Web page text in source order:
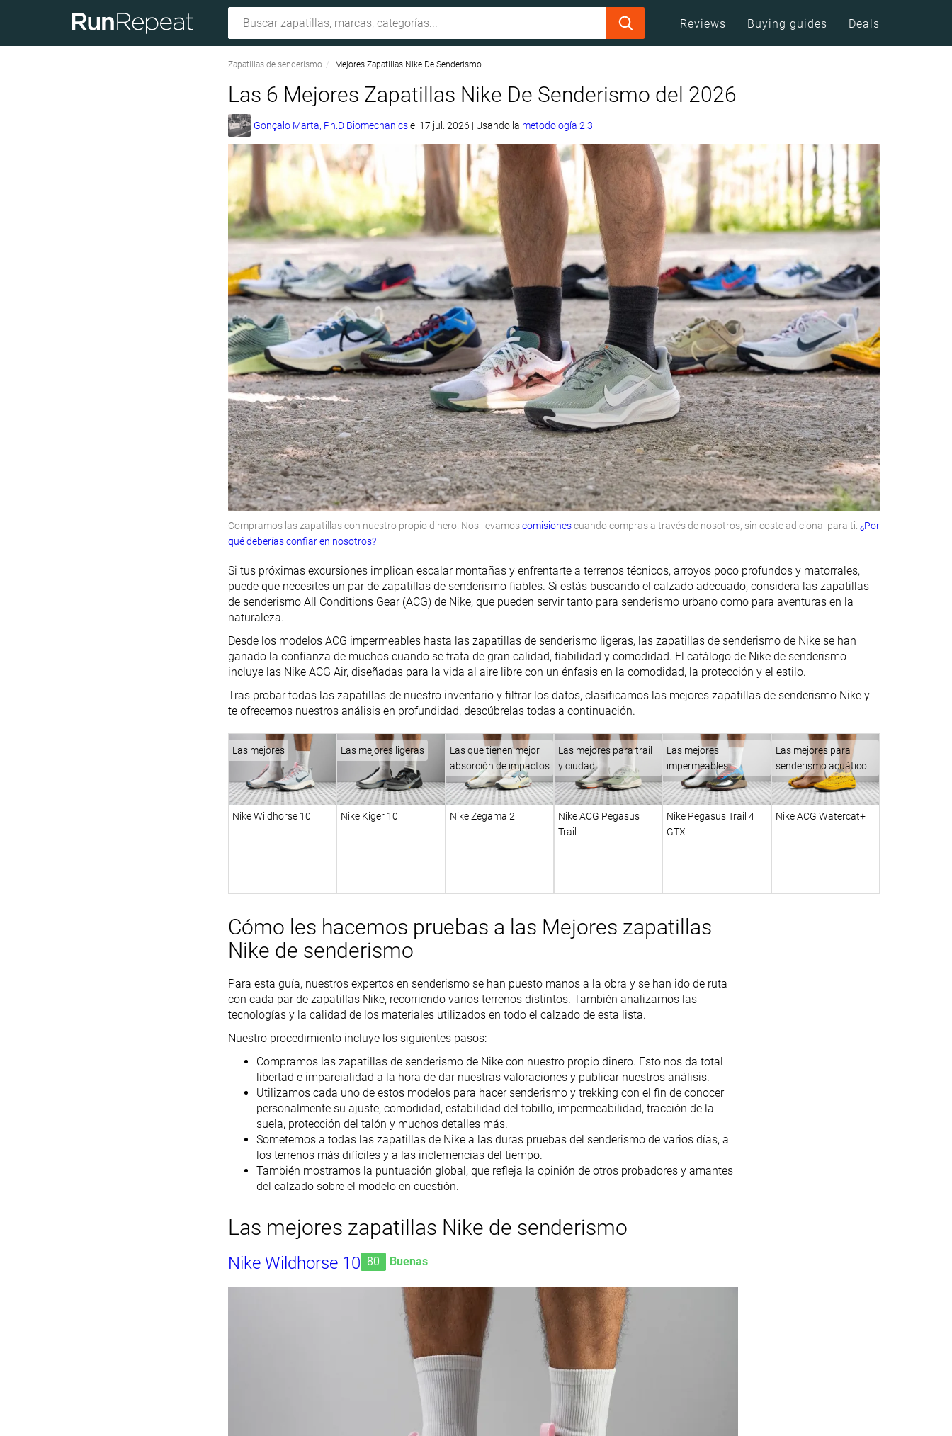
Reviews Buying guides Deals
Zapatillas de senderismo Mejores Zapatillas Nike De Senderismo
Las 6 Mejores Zapatillas Nike De Senderismo del 2026
Gonçalo Marta, Ph.D Biomechanicsel 17 jul. 2026 | Usando la metodología 2.3
Compramos las zapatillas con nuestro propio dinero. Nos llevamoscomisionescuando compras a través de nosotros, sin coste adicional para ti. ¿Por
qué deberías confiar en nosotros?
Si tus próximas excursiones implican escalar montañas y enfrentarte a terrenos técnicos, arroyos poco profundos y matorrales,
puede que necesites un par de zapatillas de senderismo fiables. Si estás buscando el calzado adecuado, considera las zapatillas
de senderismo All Conditions Gear (ACG) de Nike, que pueden servir tanto para senderismo urbano como para aventuras en la
naturaleza.
Desde los modelos ACG impermeables hasta las zapatillas de senderismo ligeras, las zapatillas de senderismo de Nike se han
ganado la confianza de muchos cuando se trata de gran calidad, fiabilidad y comodidad. El catálogo de Nike de senderismo
incluye las Nike ACG Air, diseñadas para la vida al aire libre con un énfasis en la comodidad, la protección y el estilo.
Tras probar todas las zapatillas de nuestro inventario y filtrar los datos, clasificamos las mejores zapatillas de senderismo Nike y
te ofrecemos nuestros análisis en profundidad, descúbrelas todas a continuación.
Las mejores
Nike Wildhorse 10
Las mejores ligeras
Nike Kiger 10
Las que tienen mejor
absorción de impactos
Nike Zegama 2
Las mejores para trail
y ciudad
Nike ACG Pegasus
Trail
Las mejores
impermeables
Nike Pegasus Trail 4
GTX
Las mejores para
senderismo acuático
Nike ACG Watercat+
Cómo les hacemos pruebas a las Mejores zapatillas
Nike de senderismo
Para esta guía, nuestros expertos en senderismo se han puesto manos a la obra y se han ido de ruta
con cada par de zapatillas Nike, recorriendo varios terrenos distintos. También analizamos las
tecnologías y la calidad de los materiales utilizados en todo el calzado de esta lista.
Nuestro procedimiento incluye los siguientes pasos:
Compramos las zapatillas de senderismo de Nike con nuestro propio dinero. Esto nos da total
libertad e imparcialidad a la hora de dar nuestras valoraciones y publicar nuestros análisis.
Utilizamos cada uno de estos modelos para hacer senderismo y trekking con el fin de conocer
personalmente su ajuste, comodidad, estabilidad del tobillo, impermeabilidad, tracción de la
suela, protección del talón y muchos detalles más.
Sometemos a todas las zapatillas de Nike a las duras pruebas del senderismo de varios días, a
los terrenos más difíciles y a las inclemencias del tiempo.
También mostramos la puntuación global, que refleja la opinión de otros probadores y amantes
del calzado sobre el modelo en cuestión.
Las mejores zapatillas Nike de senderismo
Nike Wildhorse 10 80 Buenas